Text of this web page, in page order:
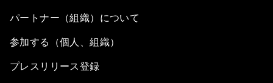
パートナー（組織）について
参加する（個人、組織）
プレスリリース登録